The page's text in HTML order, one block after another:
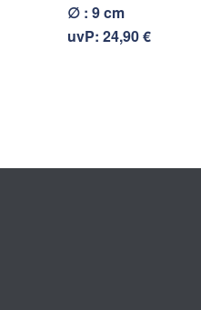
∅ : 9 cm
uvP: 24,90 €